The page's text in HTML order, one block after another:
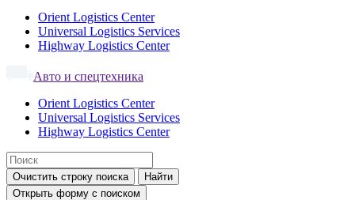
Orient Logistics Center
Universal Logistics Services
Highway Logistics Center
Авто и спецтехника
Orient Logistics Center
Universal Logistics Services
Highway Logistics Center
Очистить строку поиска
Найти
Открыть форму с поиском